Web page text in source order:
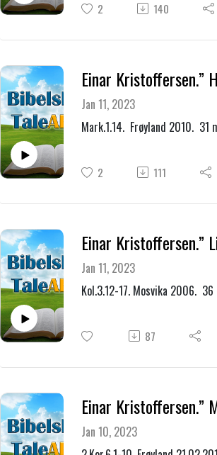
2 140
Jan 11, 2023
Mark.1.14. Frøyland 2010. 31
2 111
Jan 11, 2023
Kol.3.12-17. Mosvika 2006.
87
Jan 10, 2023